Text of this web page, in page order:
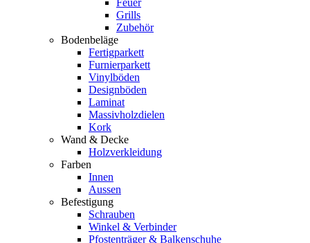
Grills
Zubehör
Bodenbeläge
Fertigparkett
Furnierparkett
Vinylböden
Designböden
Laminat
Massivholzdielen
Kork
Wand & Decke
Holzverkleidung
Farben
Innen
Aussen
Befestigung
Schrauben
Winkel & Verbinder
Pfostenträger & Balkenschuhe